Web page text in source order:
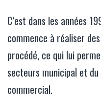
C’est dans les années
commence à réaliser
procédé, ce qui lui
secteurs municipal et
commercial.